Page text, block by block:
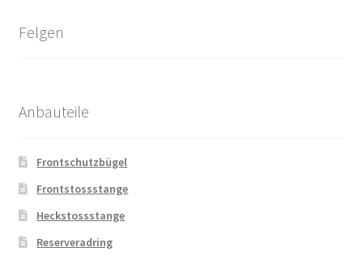
Felgen
Anbauteile
Frontschutzbügel
Frontstossstange
Heckstossstange
Reserveradring